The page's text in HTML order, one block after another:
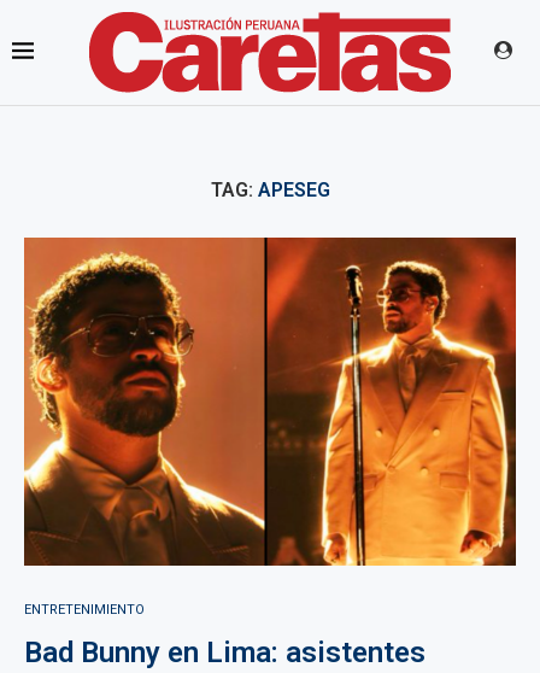
TAG: APESEG
ENTRETENIMIENTO
Bad Bunny en Lima: asistentes